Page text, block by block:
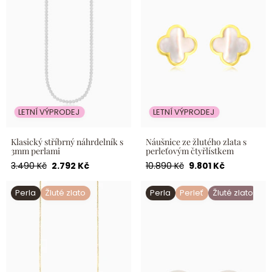
LETNÍ VÝPRODEJ
Klasický stříbrný náhrdelník s
3mm perlami
Běžná
3.490 Kč Akční
2.792 Kč
LETNÍ VÝPRODEJ
Náušnice ze žlutého zlata s
perleťovým čtyřlístkem
Běžná
10.890 Kč Akční
9.801 Kč
Perla Žluté zlato
Zlatý náhrdelník s jednou
perlou
Perla Perleť Žluté zlato
Perlové náušnice ze žlutého
zlata se šroubovacím